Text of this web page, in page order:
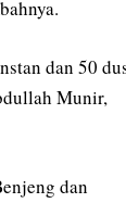
dan 50
Munir,
dan